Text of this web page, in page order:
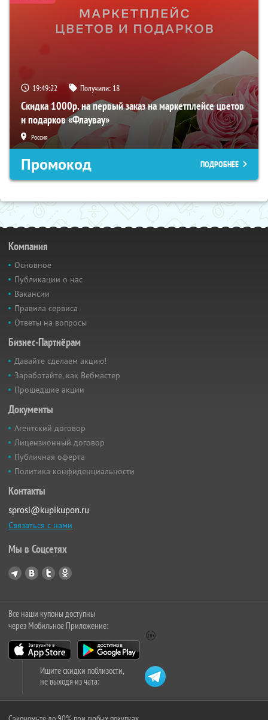
19:49:21 Получили: 18
Скидка 1000р. на первый заказ на маркетплейсе цветов
и подарков «Флаувау»
Россия
Промокод ПОДРОБНЕЕ
Компания
Основное
Публикации о нас
Вакансии
Правила сервиса
Ответы на вопросы
Бизнес-Партнёрам
Давайте сделаем акцию!
Заработайте, как Вебмастер
Прошедшие акции
Документы
Агентский договор
Лицензионный договор
Публичная оферта
Политика конфиденциальности
Контакты
sprosi@kupikupon.ru
Связаться с нами
Мы в Соцсетях
Все наши купоны доступны
через Мобильное Приложение:
Ищите скидки поблизости,
не выходя из чата: